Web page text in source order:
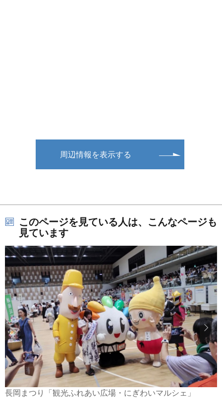
周辺情報を表示する
このページを見ている人は、こんなページも
見ています
長岡まつり「観光ふれあい広場・にぎわいマルシェ」